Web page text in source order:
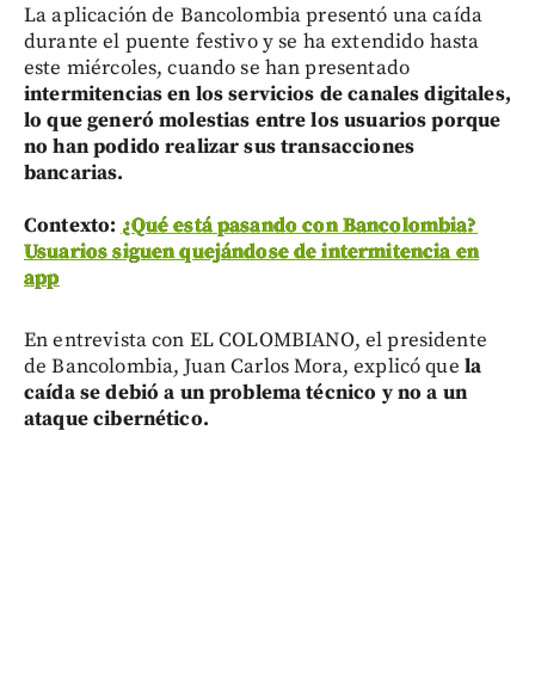
La aplicación de Bancolombia presentó una caída
durante el puente festivo y se ha extendido hasta
este miércoles, cuando se han presentado
intermitencias en los servicios de canales digitales,
lo que generó molestias entre los usuarios porque
no han podido realizar sus transacciones
bancarias.
Contexto: ¿Qué está pasando con Bancolombia?
Usuarios siguen quejándose de intermitencia en
app
En entrevista con EL COLOMBIANO, el presidente
de Bancolombia, Juan Carlos Mora, explicó que la
caída se debió a un problema técnico y no a un
ataque cibernético.